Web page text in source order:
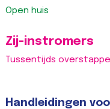
Open huis
Zij-instromers
Tussentijds
Handleidingen